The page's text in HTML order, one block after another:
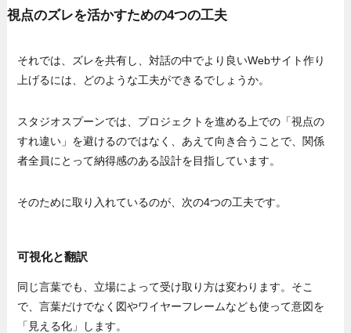
視点のズレを活かすための4つの工夫
それでは、ズレを共有し、対話の中でより良いWebサイト作り
上げるには、どのような工夫ができるでしょうか。
スタジオスプーンでは、プロジェクトを進める上での「視点の
すれ違い」を避けるのではなく、あえて向き合うことで、関係
者全員にとって納得感のある設計を目指しています。
そのために取り入れているのが、次の4つの工夫です。
可視化と翻訳
同じ言葉でも、立場によって受け取り方は変わります。そこ
で、言葉だけでなく図やワイヤーフレームなども使って意図を
「見える化」します。